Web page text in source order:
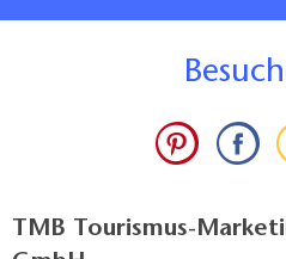
B
TMB Tourismus-